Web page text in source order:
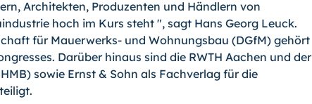
Architekten, Produzenten und Händlern von
hoch im Kurs steht ", sagt Hans Georg Leuck.
für Mauerwerks- und Wohnungsbau (DGfM) gehört
Darüber hinaus sind die RWTH Aachen und der
sowie Ernst & Sohn als Fachverlag für die